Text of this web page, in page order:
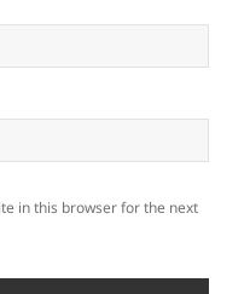
in this browser for the next